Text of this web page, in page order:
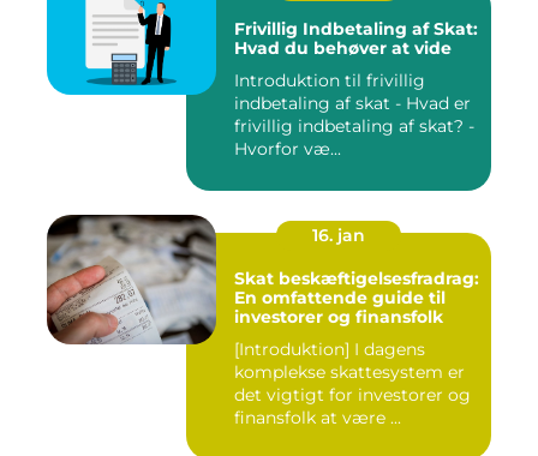
Frivillig Indbetaling af Skat:
Hvad du behøver at vide
Introduktion til frivillig
indbetaling af skat - Hvad er
frivillig indbetaling af skat? -
Hvorfor væ...
16. jan
Skat beskæftigelsesfradrag:
En omfattende guide til
investorer og finansfolk
[Introduktion] I dagens
komplekse skattesystem er
det vigtigt for investorer og
finansfolk at være ...